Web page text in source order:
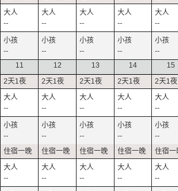
--
--
--
--
--
--
--
--
--
--
11
--
--
--
12
--
--
--
13
--
--
--
14
--
--
--
15
--
--
--